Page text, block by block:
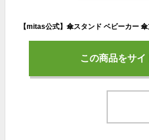
この商品をサイ